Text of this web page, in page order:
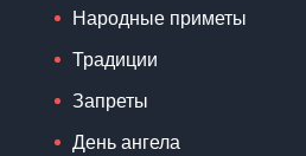
Народные приметы
Традиции
Запреты
День ангела